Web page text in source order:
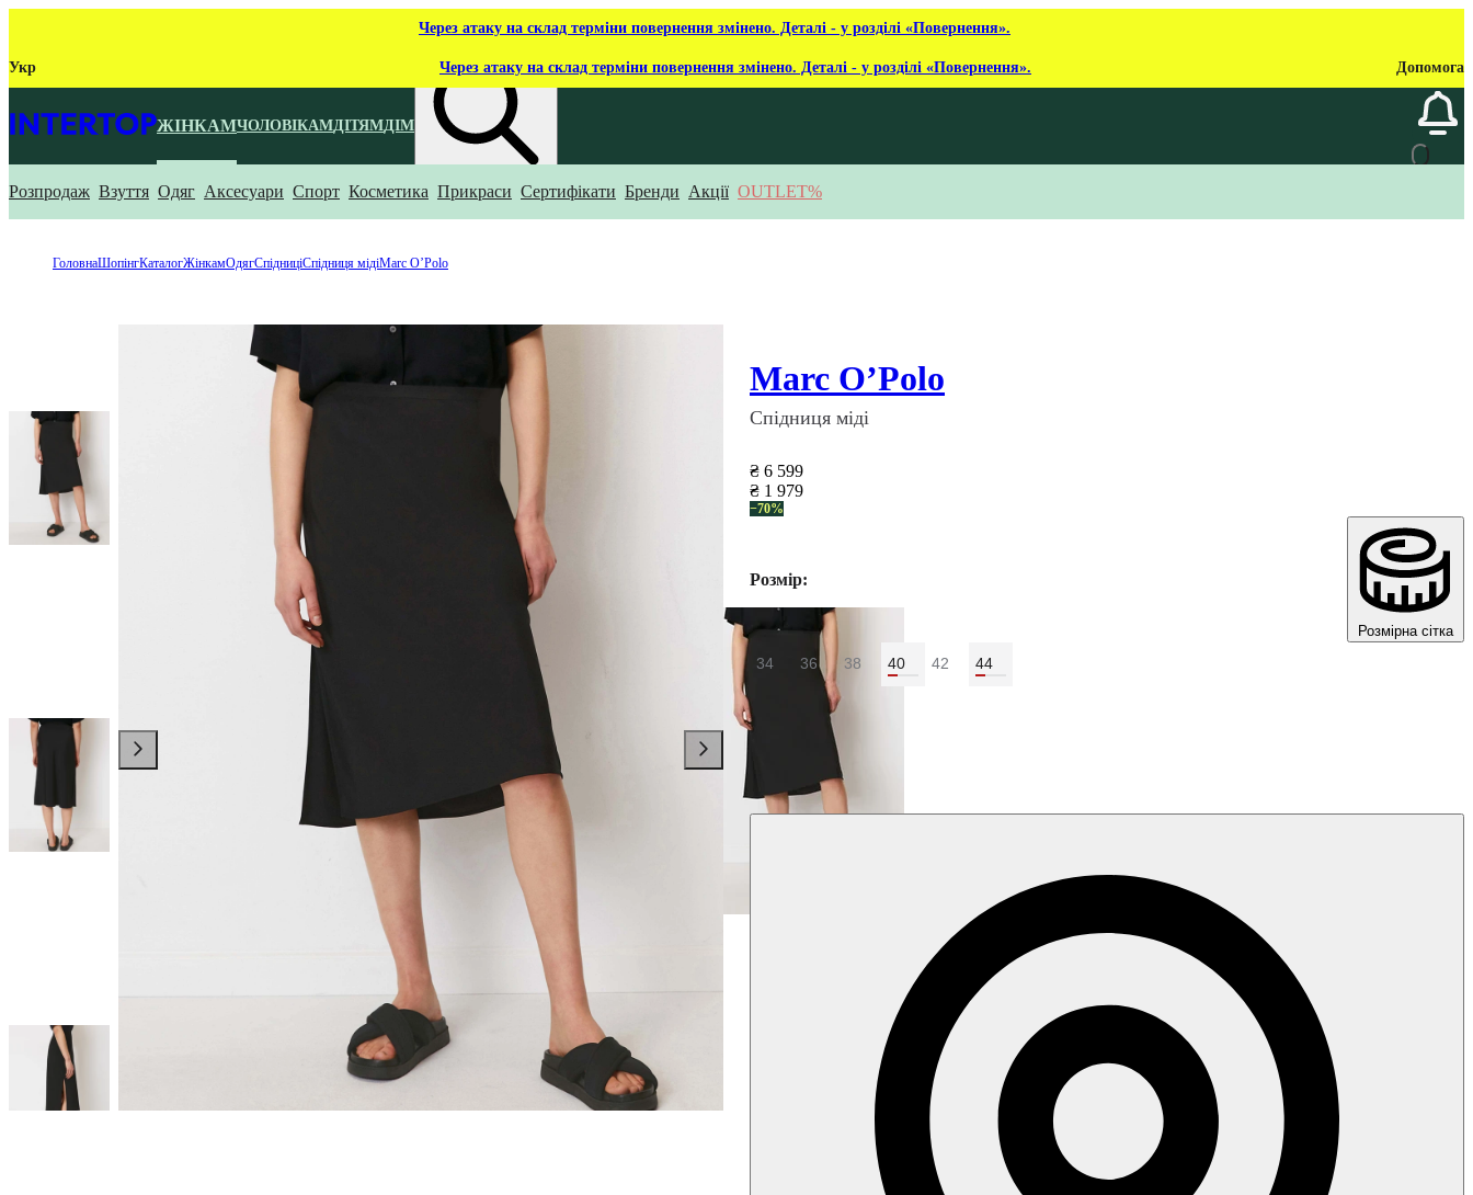
Через атаку на склад терміни повернення змінено. Деталі - у розділі «Повернення».
Укр Через атаку на склад терміни повернення змінено. Деталі - у розділі «Повернення». Допомога
ЖІНКАМЧОЛОВІКАМДІТЯМДІМ
Що ти шукаєш?
Розпродаж Взуття Одяг Аксесуари Спорт Косметика Прикраси Сертифікати Бренди Акції OUTLET%
ГоловнаШопінгКаталогЖінкамОдягСпідниціСпідниця мідіMarc O’Polo
Marc O’Polo
Спідниця міді
₴ 6 599
₴ 1 979
−70%
Розмір:
Розмірна сітка
34 36 38 40 42 44
Чорний